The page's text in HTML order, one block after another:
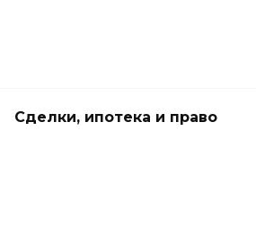
Сделки, ипотека и право